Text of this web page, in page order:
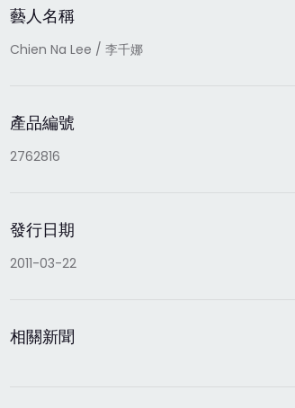
藝人名稱
Chien Na Lee / 李千娜
產品編號
2762816
發行日期
2011-03-22
相關新聞